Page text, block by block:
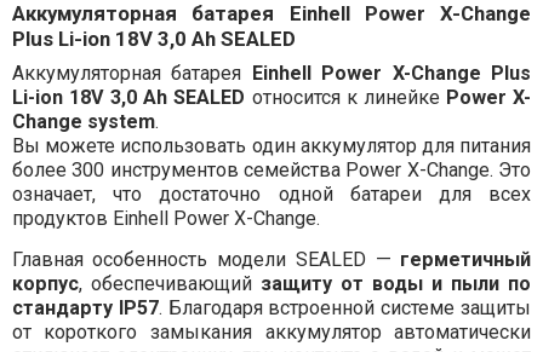
Аккумуляторная батарея Einhell Power X-Change
Plus Li-ion 18V 3,0 Ah SEALED
Аккумуляторная батарея
Einhell Power X-Change Plus
Li-ion 18V 3,0 Ah SEALED относится к линейке Power X-
Change system.
Вы можете использовать один аккумулятор для питания
более 300 инструментов семейства Power X-Change. Это
означает, что достаточно одной батареи для всех
продуктов Einhell Power X-Change.
Главная особенность модели SEALED — герметичный
корпус, обеспечивающий защиту от воды и пыли по
стандарту IP57. Благодаря встроенной системе защиты
от короткого замыкания аккумулятор автоматически